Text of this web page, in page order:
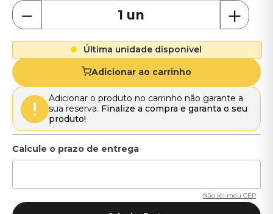
＋
－
Última unidade disponível
Adicionar ao carrinho
Adicionar o produto no carrinho não garante a
sua reserva. Finalize a compra e garanta o seu
produto!
Não sei meu CEP